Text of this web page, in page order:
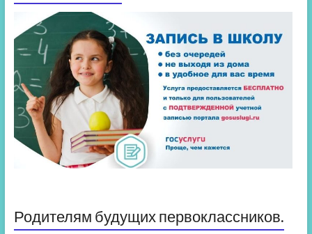
Родителям будущих первоклассников.